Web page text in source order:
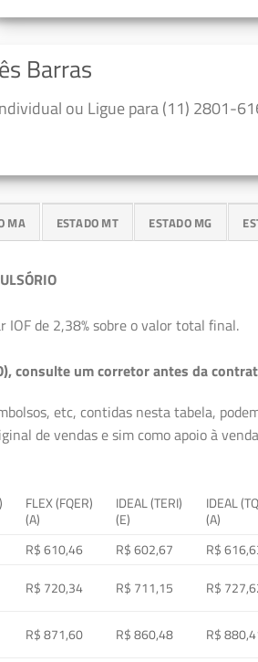
Barras
ou Ligue para (11) 2801-
MA ESTADO MT ESTADO MG
IOF de 2,38% sobre o valor total final.
consulte um corretor antes da
etc, contidas nesta tabela,
de vendas e sim como apoio à
FLEX (FQER)
(A)
IDEAL (TERI)
(E)
IDEAL
(A)
R$ 610,46 R$ 602,67 R$
R$ 720,34 R$ 711,15 R$
R$ 871,60 R$ 860,48 R$